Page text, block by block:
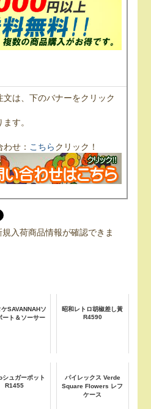
文は、下のバナーをクリック
す。
せ： こちらクリック！
入荷商品情報が確認できま
ケSAVANNAHソ
ート＆ソーサー
昭和レトロ胡椒差し黃
R4590
シュガーポット
R1455
パイレックス Verde
Square Flowers レフ
ケース